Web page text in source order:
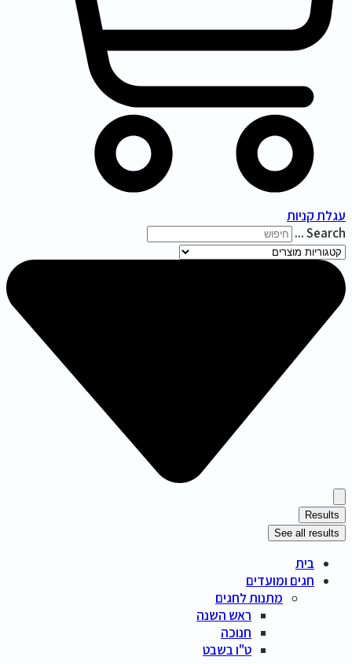
עגלת קניות
Search ...
Results
See all results
בית
חגים ומועדים
מתנות לחגים
ראש השנה
חנוכה
ט"ו בשבט